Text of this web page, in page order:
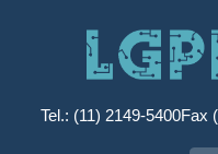
Tel.: (11) 2149-5400Fax